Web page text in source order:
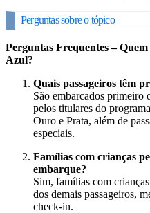
Perguntas sobre o tópico
Perguntas Frequentes –
Azul?
Quais passageiros têm
São embarcados primeiro
pelos titulares do
Ouro e Prata, além de
especiais.
Famílias com crianças
embarque?
Sim, famílias com
dos demais passageiros,
check‑in.